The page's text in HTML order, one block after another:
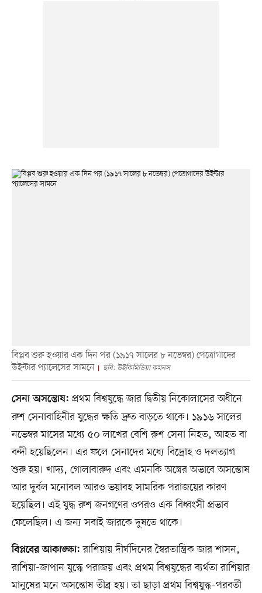
বিপ্লব শুরু হওয়ার এক দিন পর (১৯১৭ সালের ৮ নভেম্বর) পেত্রোগাদের
উইন্টার প্যালেসের সামনে
ছবি: উইকিমিডিয়া কমনস
সেনা অসন্তোষ: প্রথম বিশ্বযুদ্ধে জার দ্বিতীয় নিকোলাসের অধীনে
রুশ সেনাবাহিনীর যুদ্ধের ক্ষতি দ্রুত বাড়তে থাকে। ১৯১৬ সালের
নভেম্বর মাসের মধ্যে ৫০ লাখের বেশি রুশ সেনা নিহত, আহত বা
বন্দী হয়েছিলেন। এর ফলে সেনাদের মধ্যে বিদ্রোহ ও দলত্যাগ
শুরু হয়। খাদ্য, গোলাবারুদ এবং এমনকি অস্ত্রের অভাবে অসন্তোষ
আর দুর্বল মনোবল আরও ভয়াবহ সামরিক পরাজয়ের কারণ
হয়েছিল। এই যুদ্ধ রুশ জনগণের ওপরও এক বিধ্বংসী প্রভাব
ফেলেছিল। এ জন্য সবাই জারকে দুষতে থাকে।
বিপ্লবের আকাঙ্ক্ষা: রাশিয়ায় দীর্ঘদিনের স্বৈরতান্ত্রিক জার শাসন,
রাশিয়া-জাপান যুদ্ধে পরাজয় এবং প্রথম বিশ্বযুদ্ধের ব্যর্থতা রাশিয়ার
মানুষের মনে অসন্তোষ তীব্র হয়। তা ছাড়া প্রথম বিশ্বযুদ্ধ–পরবর্তী